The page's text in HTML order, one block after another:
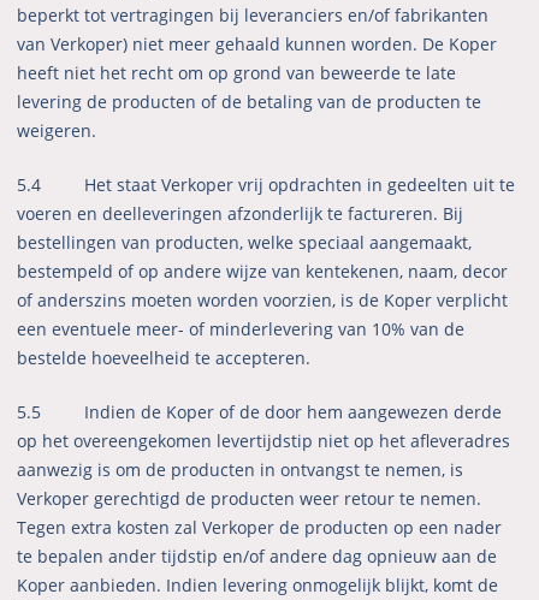
beperkt tot vertragingen bij leveranciers en/of fabrikanten
van Verkoper) niet meer gehaald kunnen worden. De Koper
heeft niet het recht om op grond van beweerde te late
levering de producten of de betaling van de producten te
weigeren.
5.4 Het staat Verkoper vrij opdrachten in gedeelten uit te
voeren en deelleveringen afzonderlijk te factureren. Bij
bestellingen van producten, welke speciaal aangemaakt,
bestempeld of op andere wijze van kentekenen, naam, decor
of anderszins moeten worden voorzien, is de Koper verplicht
een eventuele meer- of minderlevering van 10% van de
bestelde hoeveelheid te accepteren.
5.5 Indien de Koper of de door hem aangewezen derde
op het overeengekomen levertijdstip niet op het afleveradres
aanwezig is om de producten in ontvangst te nemen, is
Verkoper gerechtigd de producten weer retour te nemen.
Tegen extra kosten zal Verkoper de producten op een nader
te bepalen ander tijdstip en/of andere dag opnieuw aan de
Koper aanbieden. Indien levering onmogelijk blijkt, komt de